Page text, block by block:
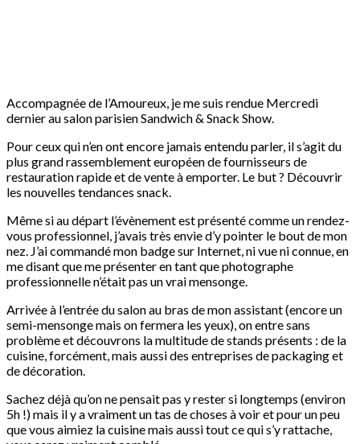
Accompagnée de l’Amoureux, je me suis rendue Mercredi
dernier au salon parisien Sandwich & Snack Show.
Pour ceux qui n’en ont encore jamais entendu parler, il s’agit du
plus grand rassemblement européen de fournisseurs de
restauration rapide et de vente à emporter. Le but ? Découvrir
les nouvelles tendances snack.
Même si au départ l’évènement est présenté comme un rendez-
vous professionnel, j’avais très envie d’y pointer le bout de mon
nez. J’ai commandé mon badge sur Internet, ni vue ni connue, en
me disant que me présenter en tant que photographe
professionnelle n’était pas un vrai mensonge.
Arrivée à l’entrée du salon au bras de mon assistant (encore un
semi-mensonge mais on fermera les yeux), on entre sans
problème et découvrons la multitude de stands présents : de la
cuisine, forcément, mais aussi des entreprises de packaging et
de décoration.
Sachez déjà qu’on ne pensait pas y rester si longtemps (environ
5h !) mais il y a vraiment un tas de choses à voir et pour un peu
que vous aimiez la cuisine mais aussi tout ce qui s’y rattache,